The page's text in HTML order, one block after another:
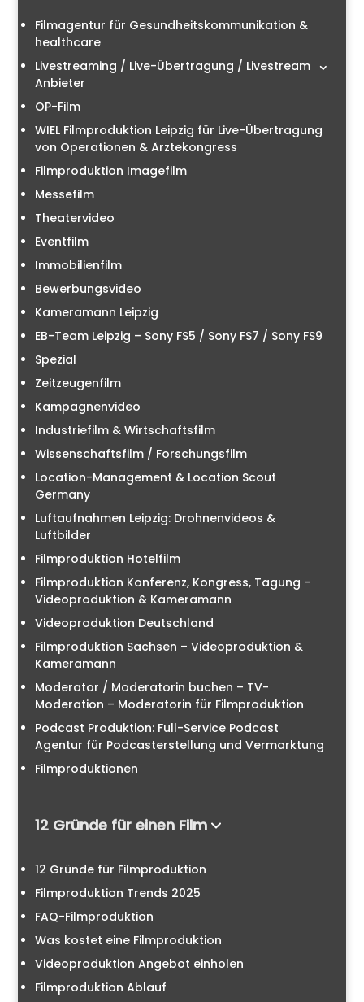
Filmagentur für Gesundheitskommunikation &
healthcare
Livestreaming / Live-Übertragung / Livestream
Anbieter
OP-Film
WIEL Filmproduktion Leipzig für Live-Übertragung
von Operationen & Ärztekongress
Filmproduktion Imagefilm
Messefilm
Theatervideo
Eventfilm
Immobilienfilm
Bewerbungsvideo
Kameramann Leipzig
EB-Team Leipzig – Sony FS5 / Sony FS7 / Sony FS9
Spezial
Zeitzeugenfilm
Kampagnenvideo
Industriefilm & Wirtschaftsfilm
Wissenschaftsfilm / Forschungsfilm
Location-Management & Location Scout
Germany
Luftaufnahmen Leipzig: Drohnenvideos &
Luftbilder
Filmproduktion Hotelfilm
Filmproduktion Konferenz, Kongress, Tagung –
Videoproduktion & Kameramann
Videoproduktion Deutschland
Filmproduktion Sachsen – Videoproduktion &
Kameramann
Moderator / Moderatorin buchen – TV-
Moderation – Moderatorin für Filmproduktion
Podcast Produktion: Full-Service Podcast
Agentur für Podcasterstellung und Vermarktung
Filmproduktionen
12 Gründe für einen Film
12 Gründe für Filmproduktion
Filmproduktion Trends 2025
FAQ-Filmproduktion
Was kostet eine Filmproduktion
Videoproduktion Angebot einholen
Filmproduktion Ablauf